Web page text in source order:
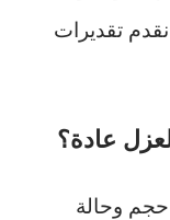
تقديرات
وحالة